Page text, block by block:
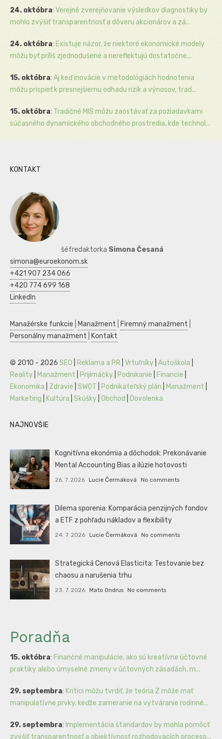
24. októbra: Verejné zverejňovanie výsledkov diagnostiky by
mohlo zvýšiť transparentnosť a dôveru akcionárov a zá...
24. októbra: Existuje názor, že niektoré ekonomické modely
môžu byť príliš zjednodušené a nereflektujú dostatočne...
15. októbra: Aj keď inovácie v metodológiách hodnotenia
môžu prispieť k presnejšiemu odhadu rizík a výnosov, trad...
15. októbra: Tradičné MIS môžu zaostávať za požiadavkami
súčasného dynamického obchodného prostredia, kde technol...
KONTAKT
šéfredaktorka Simona Česaná
simona@euroekonom.sk
+421 907 234 066
+420 774 699 168
LinkedIn
Manažérske funkcie Manažment Firemný manažment
Personálny manažment
Kontakt
© 2010 - 2026 SEO Reklama a PR Vrtuľníky Autoškola
Reality
Manažment Prijímáčky Podnikanie Financie
Ekonomika
Zdravie SWOT Podnikateľský plán Manažment
Marketing
Kultúra Skúšky Obchod Dovolenka
NAJNOVŠIE
Kognitívna ekonómia a dôchodok: Prekonávanie
Mental Accounting Bias a ilúzie hotovosti
26. 7. 2026 Lucie Čermáková No comments
Dilema sporenia: Komparácia penzijných fondov
a ETF z pohľadu nákladov a flexibility
24. 7. 2026 Lucie Čermáková No comments
Strategická Cenová Elasticita: Testovanie bez
chaosu a narušenia trhu
23. 7. 2026 Mato Ondrus No comments
Poradňa
15. októbra: Finančné manipulácie, ako sú kreatívne účtovné
praktiky alebo úmyselné zmeny v účtovných zásadách, m...
29. septembra: Kritici môžu tvrdiť, že teória Z môže mať
manipulatívne prvky, keďže zameranie na vytváranie rodinné...
29. septembra: Implementácia štandardov by mohla pomôcť
zvýšiť transparentnosť a objektívnosť rozhodovacích proceso...